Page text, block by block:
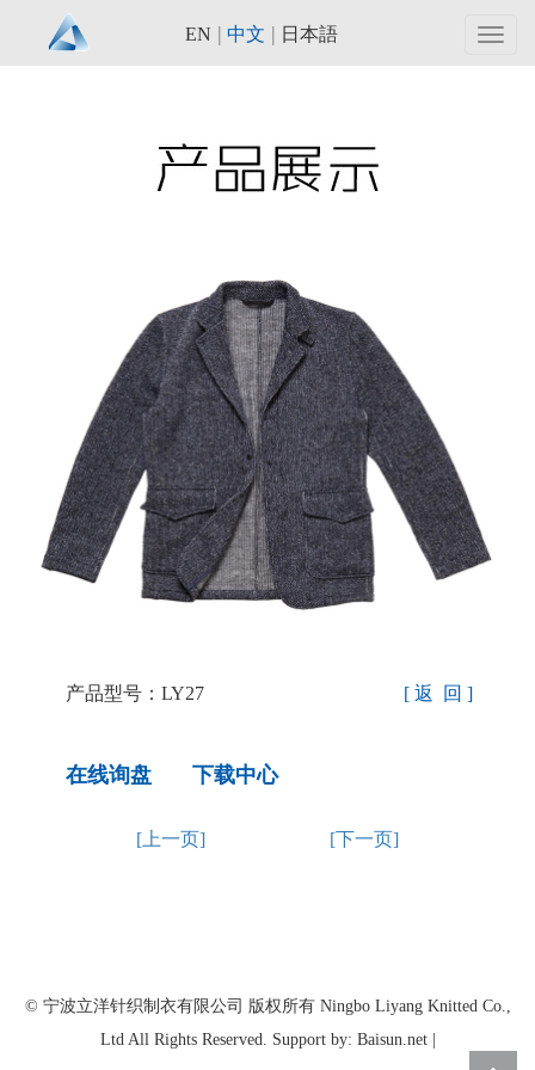
EN | 中文 | 日本語
产品型号：LY27 [ 返 回 ]
在线询盘 下载中心
[上一页] [下一页]
© 宁波立洋针织制衣有限公司 版权所有 Ningbo Liyang Knitted Co.,
Ltd All Rights Reserved. Support by: Baisun.net |